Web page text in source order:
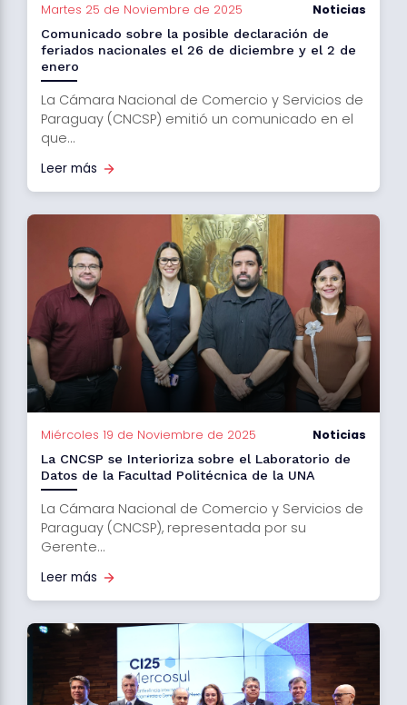
Martes 25 de Noviembre de 2025 Noticias
Comunicado sobre la posible declaración de
feriados nacionales el 26 de diciembre y el 2 de
enero
La Cámara Nacional de Comercio y Servicios de
Paraguay (CNCSP) emitió un comunicado en el
que...
Leer más
Miércoles 19 de Noviembre de 2025 Noticias
La CNCSP se Interioriza sobre el Laboratorio de
Datos de la Facultad Politécnica de la UNA
La Cámara Nacional de Comercio y Servicios de
Paraguay (CNCSP), representada por su
Gerente...
Leer más